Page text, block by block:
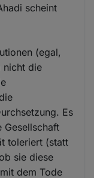
scheint
(egal,
nicht die
Es
Gesellschaft
toleriert (statt
sie diese
dem Tode